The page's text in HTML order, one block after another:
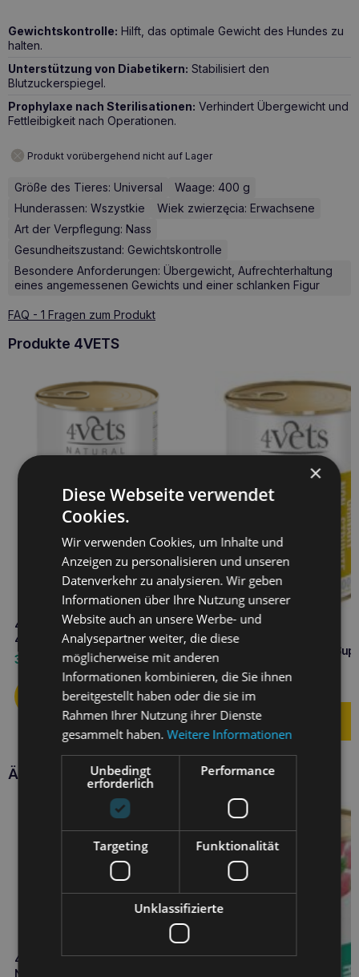
Gewichtskontrolle: Hilft, das optimale Gewicht des Hundes zu
halten.
Unterstützung von Diabetikern: Stabilisiert den
Blutzuckerspiegel.
Prophylaxe nach Sterilisationen: Verhindert Übergewicht und
Fettleibigkeit nach Operationen.
Produkt vorübergehend nicht auf Lager
Größe des Tieres: Universal
Waage: 400 g
Hunderassen: Wszystkie
Wiek zwierzęcia: Erwachsene
Art der Verpflegung: Nass
Gesundheitszustand: Gewichtskontrolle
Besondere Anforderungen: Übergewicht, Aufrechterhaltung
eines angemessenen Gewichts und einer schlanken Figur
FAQ - 1 Fragen zum Produkt
Produkte 4VETS
4VETS Natural Allergie Hund
400g – Beschreibung
3,00
4VETS Natural Urinary
Hund 400g
3,00 €
Ähnliche Produkte
4VETS Natürliche
Nierenunterstützung 185g
×
Diese Webseite verwendet
Cookies.
Wir verwenden Cookies, um Inhalte und
Anzeigen zu personalisieren und unseren
Datenverkehr zu analysieren. Wir geben
Informationen über Ihre Nutzung unserer
Website auch an unsere Werbe- und
Analysepartner weiter, die diese
möglicherweise mit anderen
Informationen kombinieren, die Sie ihnen
bereitgestellt haben oder die sie im
Rahmen Ihrer Nutzung ihrer Dienste
gesammelt haben.Weitere Informationen
Unbedingt
erforderlich
Performance
Targeting Funktionalität
Unklassifizierte